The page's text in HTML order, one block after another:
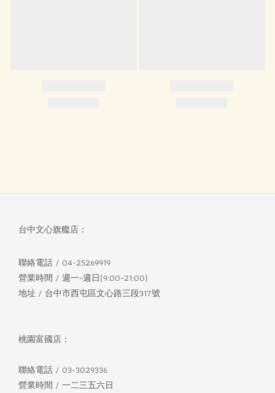
台中文心旗艦店：
聯絡電話 / 04-25269919
營業時間 / 週一~週日(9:00~21:00)
地址 / 台中市西屯區文心路三段317號
桃園富國店：
聯絡電話 / 03-3029336
營業時間 / 一二三五六日